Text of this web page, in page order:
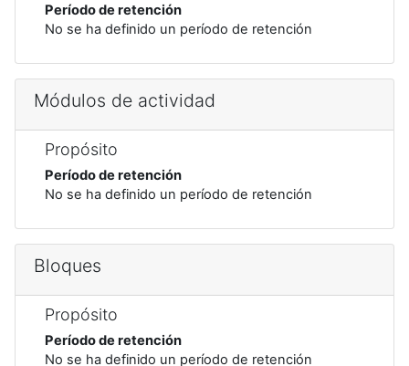
Período de retención
No se ha definido un período de retención
Módulos de actividad
Propósito
Período de retención
No se ha definido un período de retención
Bloques
Propósito
Período de retención
No se ha definido un período de retención